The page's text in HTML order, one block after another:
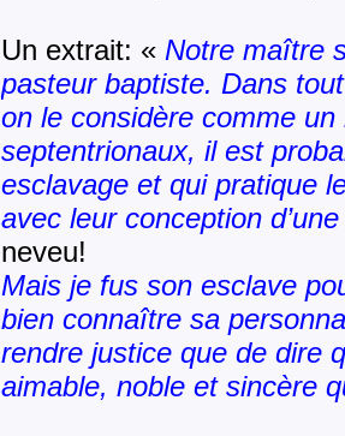
Un extrait: « Notre maître
pasteur baptiste. Dans
on le considère comme
septentrionaux, il est
esclavage et qui pratique
avec leur conception
neveu!
Mais je fus son esclave
bien connaître sa
rendre justice que de dire
aimable, noble et sincère